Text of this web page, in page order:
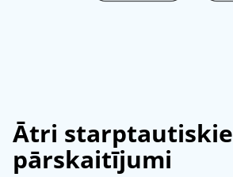
Ātri starptautiskie
pārskaitījumi